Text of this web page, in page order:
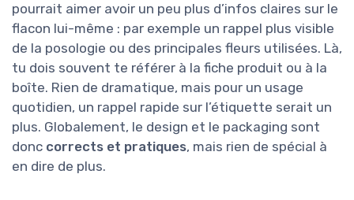
pourrait aimer avoir un peu plus d’infos claires sur le
flacon lui-même : par exemple un rappel plus visible
de la posologie ou des principales fleurs utilisées. Là,
tu dois souvent te référer à la fiche produit ou à la
boîte. Rien de dramatique, mais pour un usage
quotidien, un rappel rapide sur l’étiquette serait un
plus. Globalement, le design et le packaging sont
donc corrects et pratiques, mais rien de spécial à
en dire de plus.